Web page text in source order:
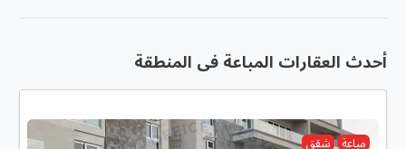
أحدث العقارات المباعة فى المنطقة
مباعة شقق